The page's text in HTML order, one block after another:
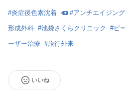
#炎症後色素沈着 #アンチエイジング
形成外科 #池袋さくらクリニック #ピ
ーザー治療 #旅行外来
いいね